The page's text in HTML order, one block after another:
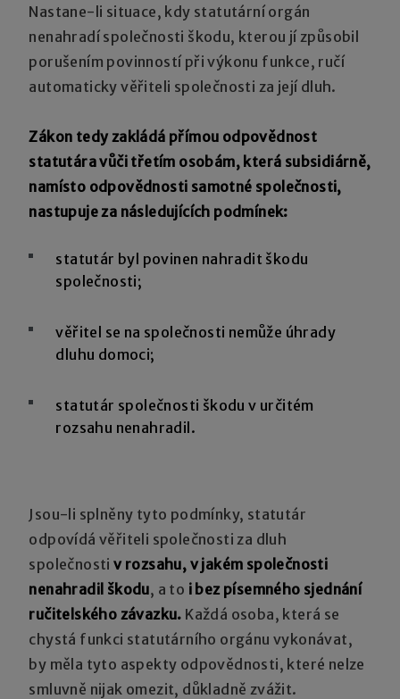
Nastane-li situace, kdy statutární orgán
nenahradí společnosti škodu, kterou jí způsobil
porušením povinností při výkonu funkce, ručí
automaticky věřiteli společnosti za její dluh.
Zákon tedy zakládá přímou odpovědnost
statutára vůči třetím osobám, která subsidiárně,
namísto odpovědnosti samotné společnosti,
nastupuje za následujících podmínek:
statutár byl povinen nahradit škodu
společnosti;
věřitel se na společnosti nemůže úhrady
dluhu domoci;
statutár společnosti škodu v určitém
rozsahu nenahradil.
Jsou-li splněny tyto podmínky, statutár
odpovídá věřiteli společnosti za dluh
společnostiv rozsahu, v jakém společnosti
nenahradil škodu, a to i bez písemného sjednání
ručitelského závazku. Každá osoba, která se
chystá funkci statutárního orgánu vykonávat,
by měla tyto aspekty odpovědnosti, které nelze
smluvně nijak omezit, důkladně zvážit.